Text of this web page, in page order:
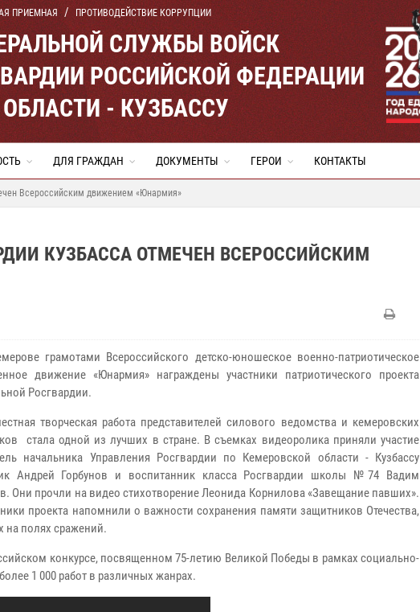
ПРИЕМНАЯ ПРОТИВОДЕЙСТВИЕ КОРРУПЦИИ
СЛУЖБЫ ВОЙСК
РОССИЙСКОЙ ФЕДЕРАЦИИ
- КУЗБАССУ
ДЛЯ ГРАЖДАН ДОКУМЕНТЫ ГЕРОИ КОНТАКТЫ
Всероссийским движением «Юнармия»
КУЗБАССА ОТМЕЧЕН ВСЕРОССИЙСКИМ
грамотами Всероссийского детско-юношеское военно-патриотическое
движение «Юнармия» награждены участники патриотического проекта
Росгвардии.
творческая работа представителей силового ведомства и кемеровских
стала одной из лучших в стране. В съемках видеоролика приняли участие
начальника Управления Росгвардии по Кемеровской области - Кузбассу
Андрей Горбунов и воспитанник класса Росгвардии школы №74 Вадим
Они прочли на видео стихотворение Леонида Корнилова «Завещание павших».
проекта напомнили о важности сохранения памяти защитников Отечества,
на полях сражений.
конкурсе, посвященном 75-летию Великой Победы в рамках социально-
1 000 работ в различных жанрах.